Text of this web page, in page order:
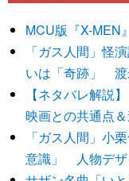
MCU版『X-MEN
「ガス人間」怪
いは「奇跡」 渡
【ネタバレ解説
映画との共通点
「ガス人間」小
意識」 人物デザ